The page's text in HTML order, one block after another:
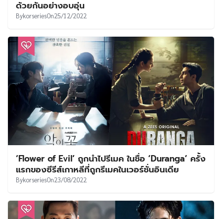
ด้วยกันอย่างอบอุ่น
BykorseriesOn25/12/2022
‘Flower of Evil’ ถูกนำไปรีเมค ในชื่อ ‘Duranga’ ครั้ง
แรกของซีรีส์เกาหลีที่ถูกรีเมคในเวอร์ชั่นอินเดีย
BykorseriesOn23/08/2022